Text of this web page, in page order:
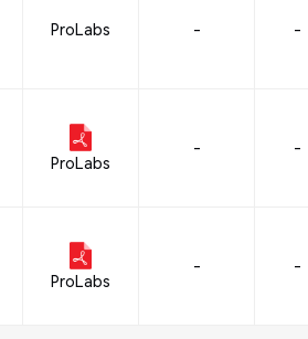
ProLabs - -
ProLabs
- -
ProLabs
- -